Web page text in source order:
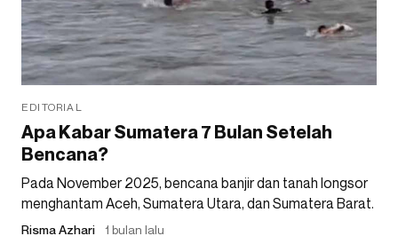
EDITORIAL
Apa Kabar Sumatera 7 Bulan Setelah
Bencana?
Pada November 2025, bencana banjir dan tanah longsor
menghantam Aceh, Sumatera Utara, dan Sumatera Barat.
Risma Azhari 1 bulan lalu